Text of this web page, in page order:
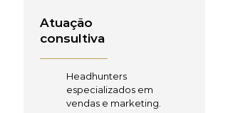
Atuação
consultiva
Headhunters
especializados em
vendas e marketing.